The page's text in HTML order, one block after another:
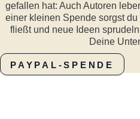
gefallen hat: Auch Autoren
einer kleinen Spende sorgst
fließt und neue Ideen
Deine
PAYPAL-SPENDE